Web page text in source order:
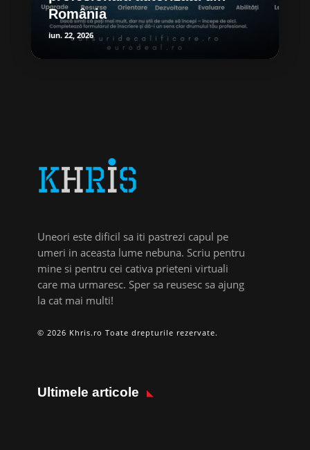
România
iun. 22, 2026
Uneori este dificil sa iti pastrezi capul pe
umeri in aceasta lume nebuna. Scriu pentru
mine si pentru cei cativa prieteni virtuali
care ma urmaresc. Sper sa reusesc sa ajung
la cat mai multi!
© 2026 Khris.ro Toate drepturile rezervate.
Ultimele articole